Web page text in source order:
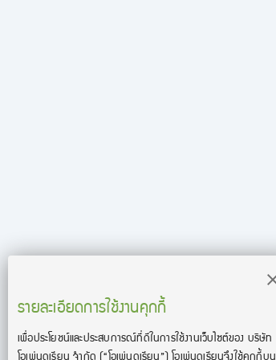
รายละเอียดการใช้งานคุกกี้
เพื่อประโยชน์และประสบการณ์ที่ดีในการใช้งานเว็บไซต์ของ บริษัท
โอเพ่นดูเรียน จํากัด (“โอเพ่นดูเรียน”)โอเพ่นดูเรียนจึงใช้คุกกี้บน